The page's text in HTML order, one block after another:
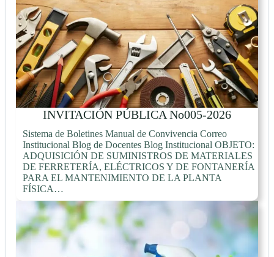
INVITACIÓN PÚBLICA No005-2026
Sistema de Boletines Manual de Convivencia Correo
Institucional Blog de Docentes Blog Institucional OBJETO:
ADQUISICIÓN DE SUMINISTROS DE MATERIALES
DE FERRETERÍA, ELÉCTRICOS Y DE FONTANERÍA
PARA EL MANTENIMIENTO DE LA PLANTA
FÍSICA…